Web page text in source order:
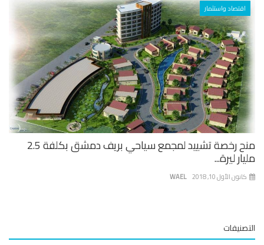
اقتصاد واستثمار
منح رخصة تشييد لمجمع سياحي بريف دمشق بكلفة 2.5
مليار ليرة...
WAEL كانون الأول 10, 2018
التصنيفات